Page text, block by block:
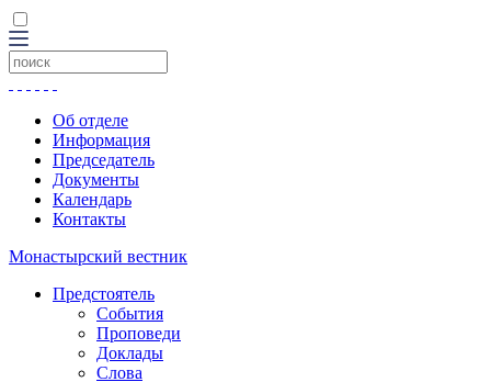
Об отделе
Информация
Председатель
Документы
Календарь
Контакты
Монастырский вестник
Предстоятель
События
Проповеди
Доклады
Слова